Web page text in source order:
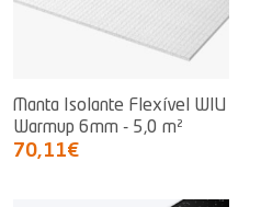
Manta Isolante Flexível WIU
Warmup 6mm - 5,0 m²
70,11€